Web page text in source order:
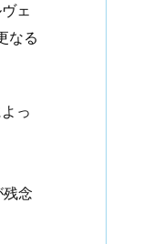
ェ
なる
っ
念